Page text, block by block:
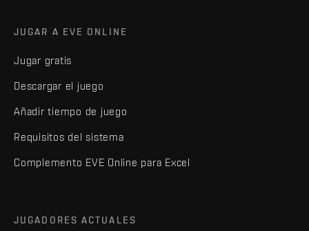
JUGAR A EVE ONLINE
Jugar gratis
Descargar el juego
Añadir tiempo de juego
Requisitos del sistema
Complemento EVE Online para Excel
JUGADORES ACTUALES